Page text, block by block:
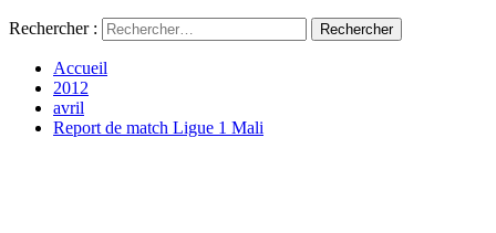
Rechercher :
Accueil
2012
avril
Report de match Ligue 1 Mali